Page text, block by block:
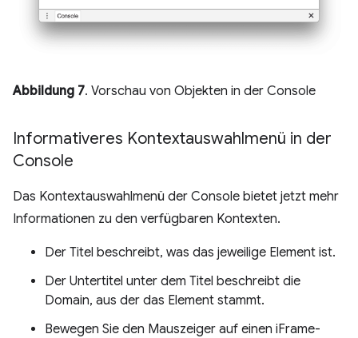
Abbildung 7. Vorschau von Objekten in der Console
Informativeres Kontextauswahlmenü in der
Console
Das Kontextauswahlmenü der Console bietet jetzt mehr
Informationen zu den verfügbaren Kontexten.
Der Titel beschreibt, was das jeweilige Element ist.
Der Untertitel unter dem Titel beschreibt die
Domain, aus der das Element stammt.
Bewegen Sie den Mauszeiger auf einen iFrame-